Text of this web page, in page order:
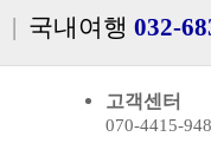
| 국내여행 032-
고객센터
070-4415-